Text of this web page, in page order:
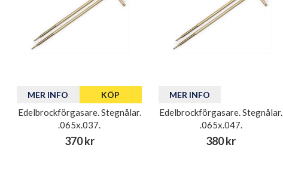
MER INFO KÖP
Edelbrockförgasare. Stegnålar.
.065x.037.
370 kr
MER INFO
Edelbrockförgasare. Stegnålar.
.065x.047.
380 kr